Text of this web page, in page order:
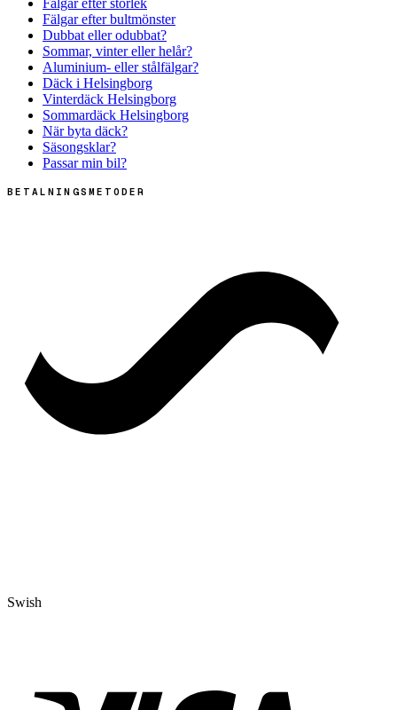
Fälgar efter storlek
Fälgar efter bultmönster
Dubbat eller odubbat?
Sommar, vinter eller helår?
Aluminium- eller stålfälgar?
Däck i Helsingborg
Vinterdäck Helsingborg
Sommardäck Helsingborg
När byta däck?
Säsongsklar?
Passar min bil?
BETALNINGSMETODER
Swish